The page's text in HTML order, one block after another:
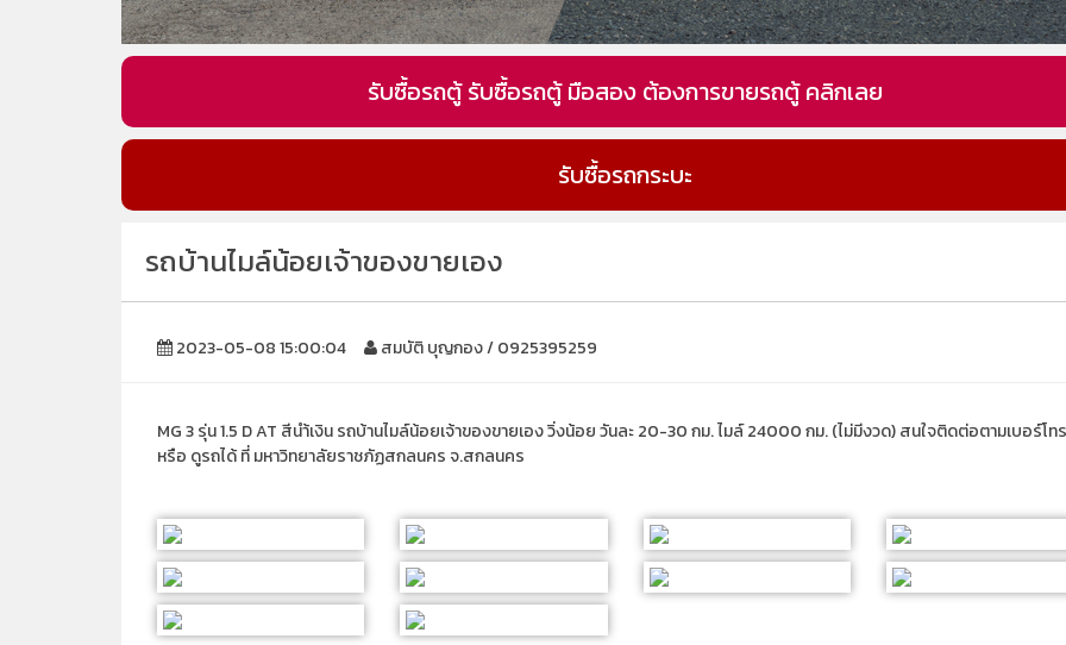
รับซื้อรถตู้ รับซื้อรถตู้ มือสอง ต้องการขายรถตู้ คลิกเลย
รับซื้อรถกระบะ
รถบ้านไมล์น้อยเจ้าของขายเอง
2023-05-08 15:00:04 สมบัติ บุญกอง / 0925395259
MG 3 รุ่น 1.5 D AT สีนำ้เงิน รถบ้านไมล์น้อยเจ้าของขายเอง วิ่งน้อย วันละ 20-30 กม. ไมล์ 24000 กม. (ไม่มีงวด) สนใจติดต่อตามเบอร์โท
หรือ ดูรถได้ ที่ มหาวิทยาลัยราชภัฏสกลนคร จ.สกลนคร